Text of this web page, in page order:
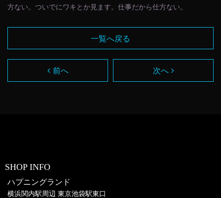
方ない。ついでにワキとか見ます。仕事だから仕方ない。
前へ
一覧へ戻る
次へ
SHOP INFO
ハプニングランド
横浜関内駅周辺 東京池袋駅東口